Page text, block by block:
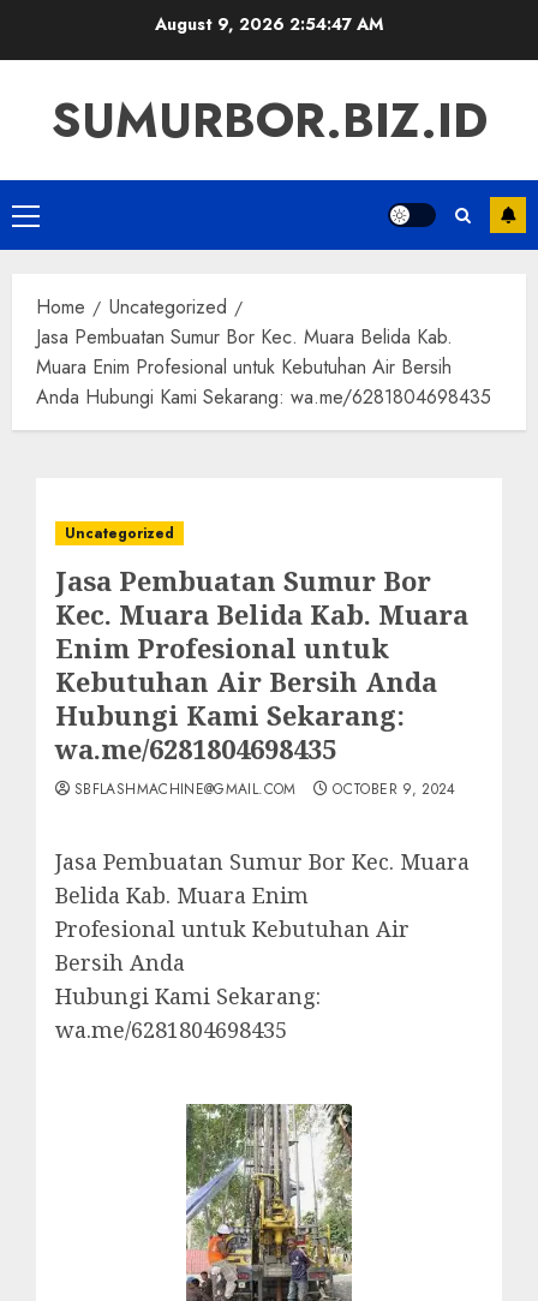
August 9, 2026 2:54:48 AM
SUMURBOR.BIZ.ID
Primary
Menu
Home
Uncategorized
Jasa Pembuatan Sumur Bor Kec. Muara Belida Kab.
Muara Enim Profesional untuk Kebutuhan Air Bersih
Anda Hubungi Kami Sekarang: wa.me/6281804698435
Uncategorized
Jasa Pembuatan Sumur Bor
Kec. Muara Belida Kab. Muara
Enim Profesional untuk
Kebutuhan Air Bersih Anda
Hubungi Kami Sekarang:
wa.me/6281804698435
SBFLASHMACHINE@GMAIL.COM OCTOBER 9, 2024
Jasa Pembuatan Sumur Bor Kec. Muara
Belida Kab. Muara Enim
Profesional untuk Kebutuhan Air
Bersih Anda
Hubungi Kami Sekarang:
wa.me/6281804698435